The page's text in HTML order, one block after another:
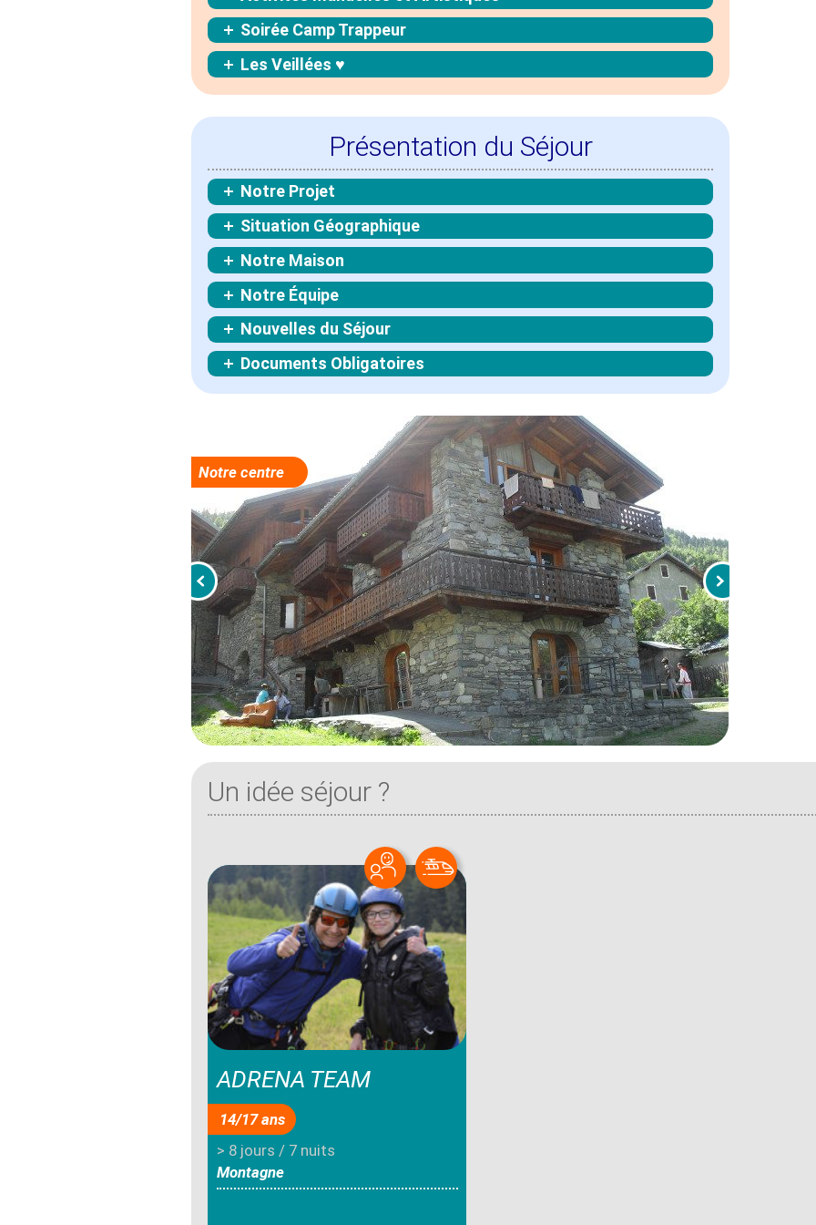
Soirée Camp Trappeur
Les Veillées ♥
Présentation du Séjour
Notre Projet
Situation Géographique
Notre Maison
Notre Équipe
Nouvelles du Séjour
Documents Obligatoires
Notre centre
Un idée séjour ?
ADRENA TEAM
14/17 ans
> 8 jours / 7 nuits
Montagne